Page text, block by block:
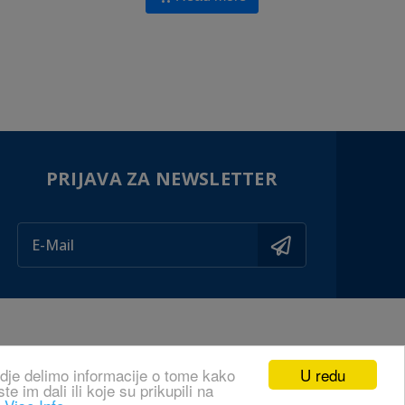
U redu
delimo informacije o tome kako
im dali ili koje su prikupili na
PRIJAVA ZA NEWSLETTER